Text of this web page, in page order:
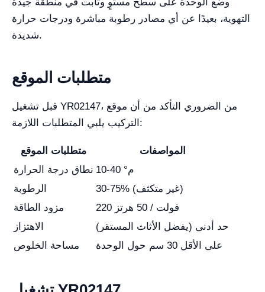
التهوية، بعيدًا عن أي مصادر رطوبة مباشرة ودرجات حرارة
شديدة.
متطلبات الموقع
قبل تشغيل YR02147، من الضروري التأكد من أن موقع
التركيب يلبي المتطلبات اللازمة:
متطلبات الموقع
المواصفات
نطاق درجة الحرارة
10-40 °م
الرطوبة
30-75% (غير متكثف)
مزود الطاقة
220 فولت / 50 هرتز
الاهتزاز
حد أدنى (يفضل الأثاث المستقر)
مساحة الخلوص
على الأقل 30 سم حول الوحدة